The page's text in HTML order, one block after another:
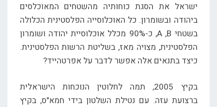
ישראל את הסגת כוחותיה מהשטחים המאוכלסים
ביהודה ובשומרון. כל האוכלוסייה הפלסטינית הכלולה
בשטחי A ,B, כ-90% מכלל אוכלוסיית יהודה ושומרון
הפלסטינית, מצויה מאז, בשליטת הרשות הפלסטינית.
כיצד בתנאים אלה אפשר לדבר על אפרטהייד?
בקיץ 2005, תמה לחלוטין הנוכחות הישראלית
ברצועת עזה. עם נטילת השלטון בידי חמא"ס, בקיץ